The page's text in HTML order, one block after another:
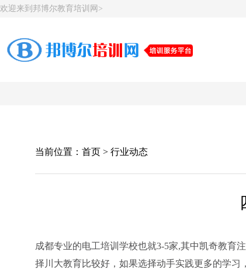
欢迎来到邦博尔教育培训网>
当前位置： 首页 > 行业动态
成都专业的电工培训学校也就3-5家,其中凯奇教育
择川大教育比较好，如果选择动手实践更多的学习